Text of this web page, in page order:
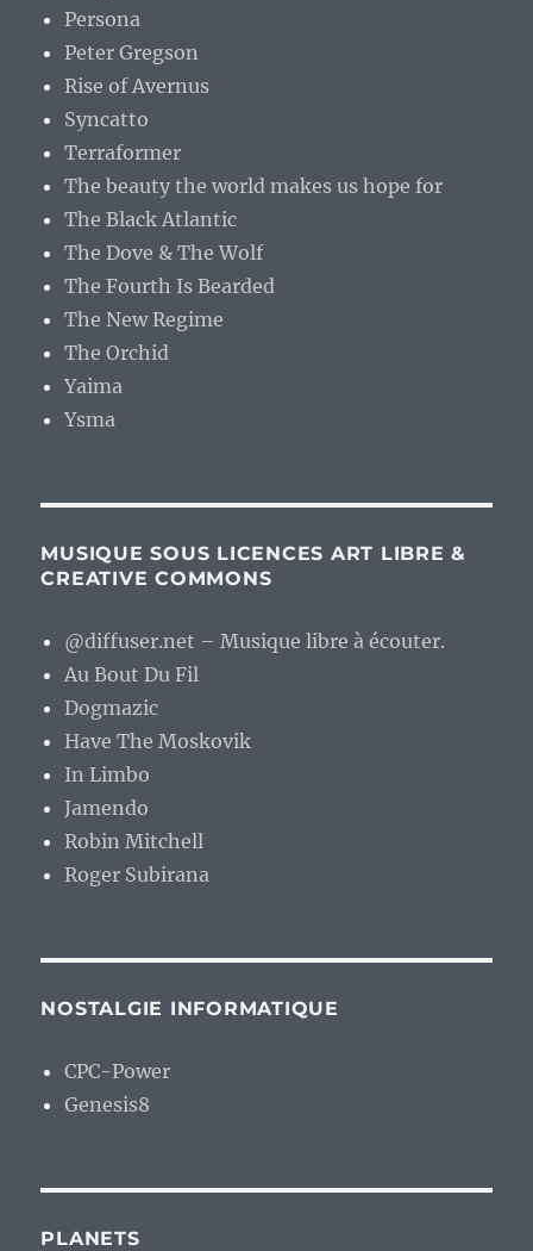
Persona
Peter Gregson
Rise of Avernus
Syncatto
Terraformer
The beauty the world makes us hope for
The Black Atlantic
The Dove & The Wolf
The Fourth Is Bearded
The New Regime
The Orchid
Yaima
Ysma
MUSIQUE SOUS LICENCES ART LIBRE &
CREATIVE COMMONS
@diffuser.net – Musique libre à écouter.
Au Bout Du Fil
Dogmazic
Have The Moskovik
In Limbo
Jamendo
Robin Mitchell
Roger Subirana
NOSTALGIE INFORMATIQUE
CPC-Power
Genesis8
PLANETS